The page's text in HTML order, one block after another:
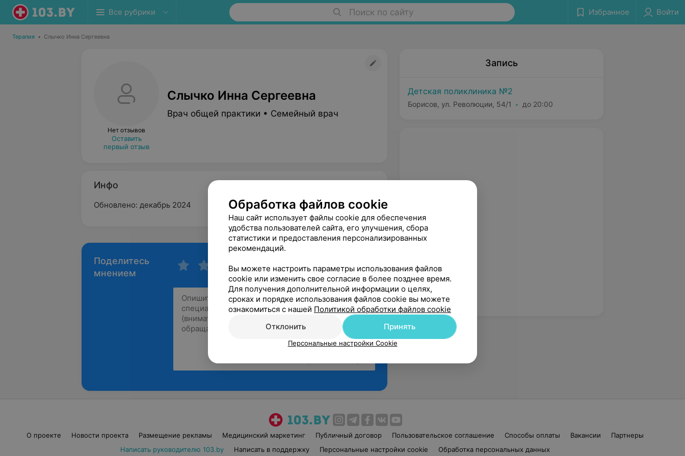
Все рубрики Поиск по сайту Избранное Войти
Терапия • Слычко Инна Сергеевна
Нет отзывов
Оставить
первый отзыв
Слычко Инна Сергеевна
Врач общей практики • Семейный врач
Инфо
Обновлено: декабрь 2024
Поделитесь
мнением
Запись
Детская поликлиника №2
Борисов, ул. Революции, 54/1 до 20:00
О проекте Новости проекта Размещение рекламы Медицинский маркетинг Публичный договор Пользовательское соглашение Способы оплаты Вакансии
Партнеры
Написать руководителю 103.by
Написать в поддержку Персональные настройки cookie Обработка персональных данных
Обработка файлов cookie
Наш сайт использует файлы cookie для обеспечения
удобства пользователей сайта, его улучшения, сбора
статистики и предоставления персонализированных
рекомендаций.
Вы можете настроить параметры использования файлов
cookie или изменить свое согласие в более позднее время.
Для получения дополнительной информации о целях,
сроках и порядке использования файлов cookie вы можете
ознакомиться с нашей Политикой обработки файлов cookie
Отклонить
Принять
Персональные настройки Cookie